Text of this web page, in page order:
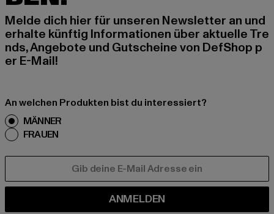
Melde dich hier für unseren Newsletter an und
erhalte künftig Informationen über aktuelle Tre
nds, Angebote und Gutscheine von DefShop p
er E-Mail!
An welchen Produkten bist du interessiert?
MÄNNER
FRAUEN
ANMELDEN